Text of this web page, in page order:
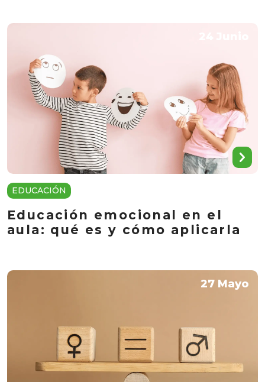
EDUCACIÓN
Educación emocional en el
aula: qué es y cómo aplicarla
27 Mayo